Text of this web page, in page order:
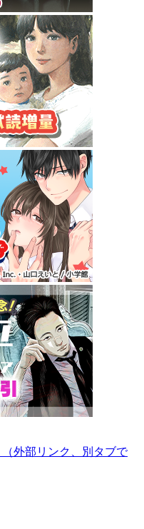
（外部リンク、別タブで